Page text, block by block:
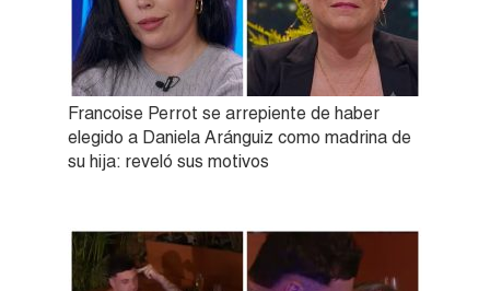
Francoise Perrot se arrepiente de haber
elegido a Daniela Aránguiz como madrina de
su hija: reveló sus motivos